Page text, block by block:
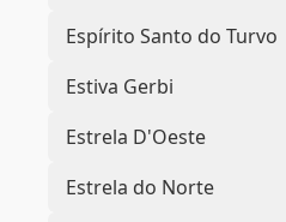
Espírito Santo do Turvo
Estiva Gerbi
Estrela D'Oeste
Estrela do Norte